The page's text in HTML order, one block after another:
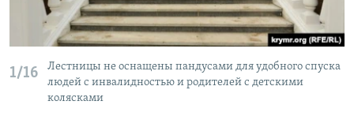
1/16
Лестницы не оснащены пандусами для удобного спуска
людей с инвалидностью и родителей с детскими
колясками